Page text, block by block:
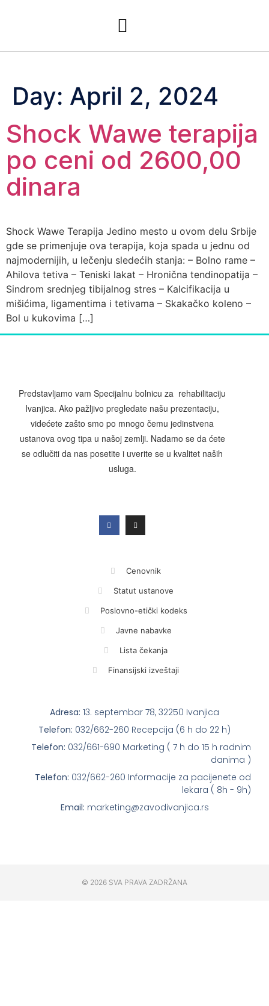
Day: April 2, 2024
Shock Wawe terapija
po ceni od 2600,00
dinara
Shock Wawe Terapija Jedino mesto u ovom delu Srbije
gde se primenjuje ova terapija, koja spada u jednu od
najmodernijih, u lečenju sledećih stanja: – Bolno rame –
Ahilova tetiva – Teniski lakat – Hronična tendinopatija –
Sindrom srednjeg tibijalnog stres – Kalcifikacija u
mišićima, ligamentima i tetivama – Skakačko koleno –
Bol u kukovima […]
Predstavljamo vam Specijalnu bolnicu za rehabilitaciju
Ivanjica. Ako pažljivo pregledate našu prezentaciju,
videćete zašto smo po mnogo čemu jedinstvena
ustanova ovog tipa u našoj zemlji. Nadamo se da ćete
se odlučiti da nas posetite i uverite se u kvalitet naših
usluga.
Cenovnik
Statut ustanove
Poslovno-etički kodeks
Javne nabavke
Lista čekanja
Finansijski izveštaji
Adresa: 13. septembar 78, 32250 Ivanjica
Telefon: 032/662-260 Recepcija (6 h do 22 h)
Telefon: 032/661-690 Marketing ( 7 h do 15 h radnim
danima )
Telefon: 032/662-260 Informacije za pacijenete od
lekara ( 8h - 9h)
Email: marketing@zavodivanjica.rs
© 2026 SVA PRAVA ZADRŽANA